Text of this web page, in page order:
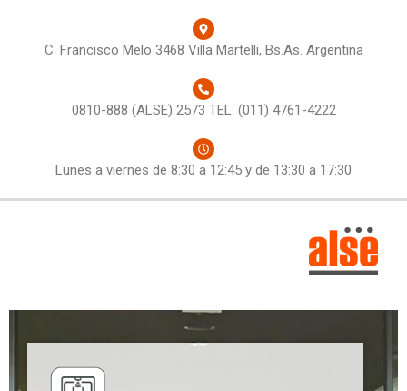
C. Francisco Melo 3468 Villa Martelli, Bs.As. Argentina
0810-888 (ALSE) 2573 TEL: (011) 4761-4222
Lunes a viernes de 8:30 a 12:45 y de 13:30 a 17:30